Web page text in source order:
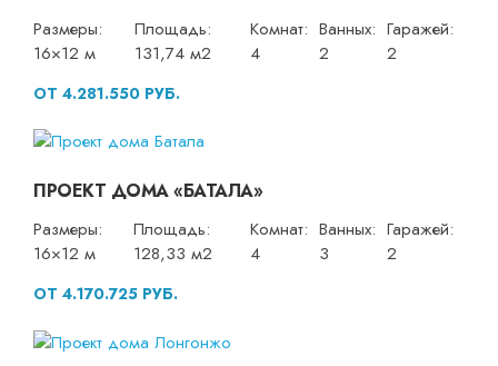
Размеры:
16×12 м
Площадь:
131,74 м2
Комнат:
4
Ванных:
2
Гаражей:
2
ОТ 4.281.550 РУБ.
ПРОЕКТ ДОМА «БАТАЛА»
Размеры:
16×12 м
Площадь:
128,33 м2
Комнат:
4
Ванных:
3
Гаражей:
2
ОТ 4.170.725 РУБ.